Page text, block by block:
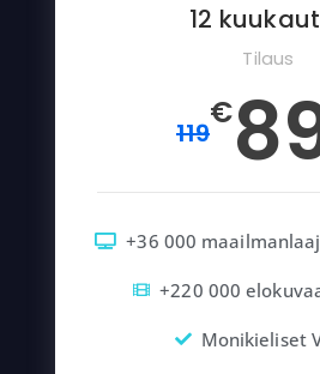
12
Tilaus
119
€
+36 000
+220 000
Monikieliset